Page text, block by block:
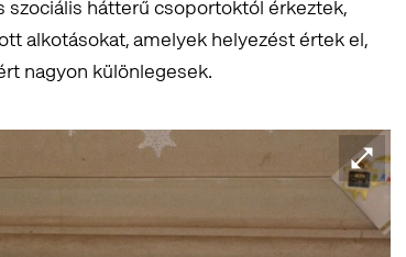
hátterű csoportoktól érkeztek,
alkotásokat, amelyek helyezést értek el,
nagyon különlegesek.